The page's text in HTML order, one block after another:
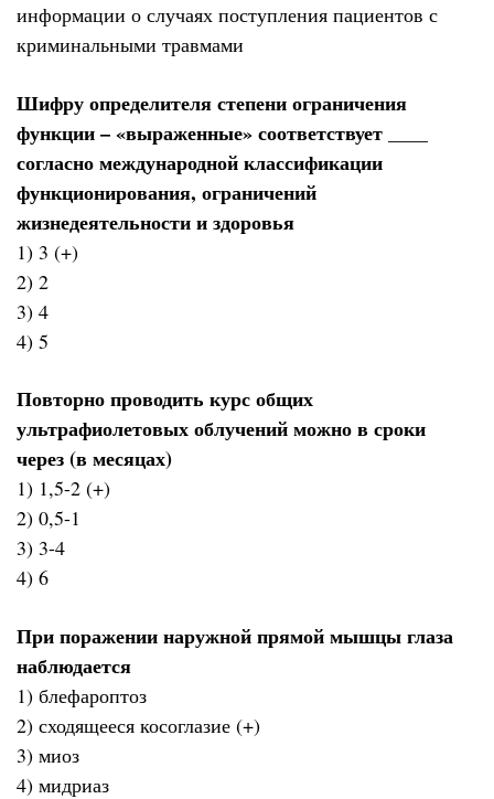
информации о случаях поступления пациентов с
криминальными травмами
Шифру определителя степени ограничения
функции – «выраженные» соответствует ____
согласно международной классификации
функционирования, ограничений
жизнедеятельности и здоровья
1) 3 (+)
2) 2
3) 4
4) 5
Повторно проводить курс общих
ультрафиолетовых облучений можно в сроки
через (в месяцах)
1) 1,5-2 (+)
2) 0,5-1
3) 3-4
4) 6
При поражении наружной прямой мышцы глаза
наблюдается
1) блефароптоз
2) сходящееся косоглазие (+)
3) миоз
4) мидриаз